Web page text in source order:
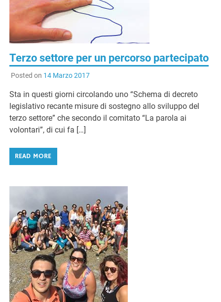
Terzo settore per un percorso partecipato
Posted on 14 Marzo 2017
Sta in questi giorni circolando uno “Schema di decreto
legislativo recante misure di sostegno allo sviluppo del
terzo settore” che secondo il comitato “La parola ai
volontari”, di cui fa […]
READ MORE